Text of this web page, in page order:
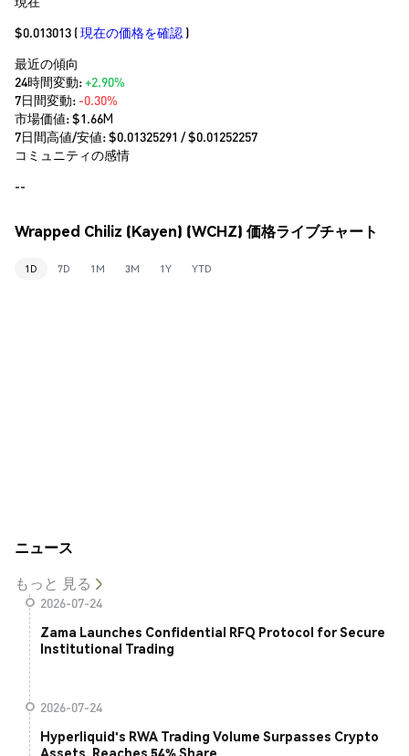
$0.013013 (現在の価格を確認 )
最近の傾向
24時間変動:+2.90%
7日間変動: -0.30%
市場価値:$1.66M
7日間高値/安値: $0.01325291 / $0.01252257
コミュニティの感情
--
Wrapped Chiliz (Kayen) (WCHZ) 価格ライブチャート
1D 7D 1M 3M 1Y YTD
ニュース
もっと 見る
2026-07-24
Zama Launches Confidential RFQ Protocol for Secure
Institutional Trading
2026-07-24
Hyperliquid's RWA Trading Volume Surpasses Crypto
Assets, Reaches 54% Share